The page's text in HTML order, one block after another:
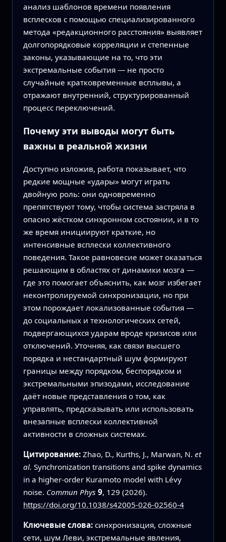
анализ шаблонов времени появления
всплесков с помощью специализированного
метода «редакционного расстояния» выявляет
долгопорядковые корреляции и степенные
законы, указывающие на то, что эти
экстремальные события — не просто
случайные кратковременные всплывы, а
отражают внутренний, структурированный
процесс переключений.
Почему эти выводы могут быть
важны в реальной жизни
Доступно изложив, работа показывает, что
редкие мощные «удары» могут играть
двойную роль: они одновременно
препятствуют тому, чтобы система застряла в
опасно жёстком синхронном состоянии, и в то
же время инициируют краткие, но
интенсивные всплески коллективного
поведения. Такое равновесие может оказаться
решающим в областях от динамики мозга —
где это помогает объяснить, как мозг избегает
неконтролируемой синхронизации, но при
этом порождает локализованные события —
до социальных и технологических сетей,
подвергающихся ударам вроде кризисов или
отключений. Уточняя, как связи высшего
порядка и нестандартный шум формируют
границы между порядком, беспорядком и
экстремальными эпизодами, исследование
даёт новые представления о том, как
управлять, предсказывать или использовать
внезапные всплески коллективной
активности в сложных системах.
Цитирование: Zhao, D., Kurths, J., Marwan, N. et
al. Synchronization transitions and spike dynamics
in a higher-order Kuramoto model with Lévy
noise. Commun Phys 9, 129 (2026).
https://doi.org/10.1038/s42005-026-02560-4
Ключевые слова: синхронизация, сложные
сети, шум Леви, экстремальные явления,